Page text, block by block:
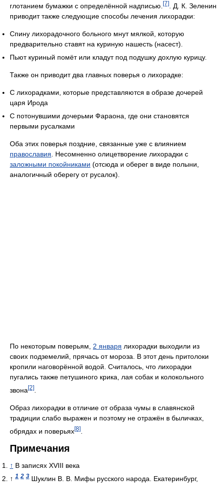
глотанием бумажки с определённой надписью. [7]
. Д. К. Зеленин
приводит также следующие способы лечения лихорадки:
Спину лихорадочного больного мнут мялкой, которую
предварительно ставят на куриную нашесть (насест).
Пьют куриный помёт или кладут под подушку дохлую курицу.
Также он приводит два главных поверья о лихорадке:
С лихорадками, которые представляются в образе дочерей
царя Ирода
С потонувшими дочерьми Фараона, где они становятся
первыми русалками
Оба этих поверья поздние, связанные уже с влиянием
православия . Несомненно олицетворение лихорадки с
заложными покойниками (отсюда и оберег в виде полыни,
аналогичный оберегу от русалок).
По некоторым поверьям, 2 января лихорадки выходили из
своих подземелий, прячась от мороза. В этот день притолоки
кропили наговорённой водой. Считалось, что лихорадки
пугались также петушиного крика, лая собак и колокольного
звона[2]
Образ лихорадки в отличие от образа чумы в славянской
традиции слабо выражен и поэтому не отражён в быличках,
обрядах и поверьях[8]
Примечания
↑ В записях XVIII века
↑ 1 2 3 Шуклин В. В. Мифы русского народа. Екатеринбург,